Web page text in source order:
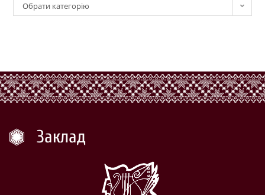
Обрати категорію
Заклад